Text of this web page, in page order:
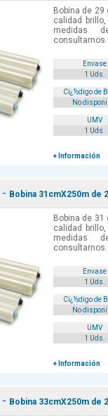
Bobina de
calidad
medidas
consultarnos.
Envase
1 Uds.
Cï¿½digo de
No
UMV
1 Uds.
+ Información
- Bobina 31cmX250m de
Bobina de
calidad
medidas
consultarnos.
Envase
1 Uds.
Cï¿½digo de
No
UMV
1 Uds.
+ Información
- Bobina 33cmX250m de